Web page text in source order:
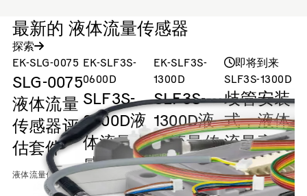
最新的 液体流量传感器
探索
EK-SLG-0075
SLG-0075
液体流量
传感器评
估套件
液体流量传感器
EK-SLF3S-
0600D
SLF3S-
0600D液
体流量传
感器评估
套件
EK-SLF3S-
1300D
SLF3S-
1300D液
体流量传
感器评估
套件
即将到来
SLF3S-1300D
歧管安装
式，液体
流量高达
40 毫升/
分钟